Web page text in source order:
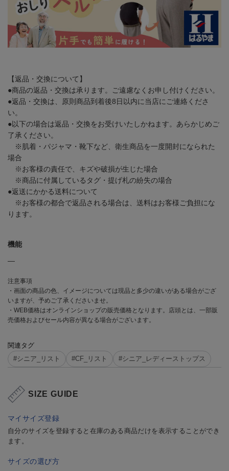
【返品・交換について】
●商品の返品・交換は承ります。ご遠慮なくお申し付けください。
●返品・交換は、原則商品到着後8日以内に当店にご連絡くださ
い。
●以下の場合は返品・交換をお受けいたしかねます。あらかじめご
了承ください。
※肌着・パジャマ・靴下など、衛生商品を一度開封になられた
場合
※お客様の責任で、キズや破損が生じた場合
※商品に付属しているタグ・提げ札の紛失の場合
●返送にかかる送料について
※お客様の都合で返品される場合は、送料はお客様ご負担にな
ります。
機能
―
注意事項
・画面の商品の色、イメージについては現品と多少の違いがある場合がござ
いますが、予めご了承くださいませ。
・WEB価格はオンラインショップの販売価格となります。店頭とは、一部販
売価格およびセール内容が異なる場合がございます。
関連タグ
#シニア_リスト
#CF_リスト #シニア_レディーストップス
SIZE GUIDE
マイサイズ登録
自分のサイズを登録すると在庫のある商品だけを表示することができ
ます。
サイズの選び方